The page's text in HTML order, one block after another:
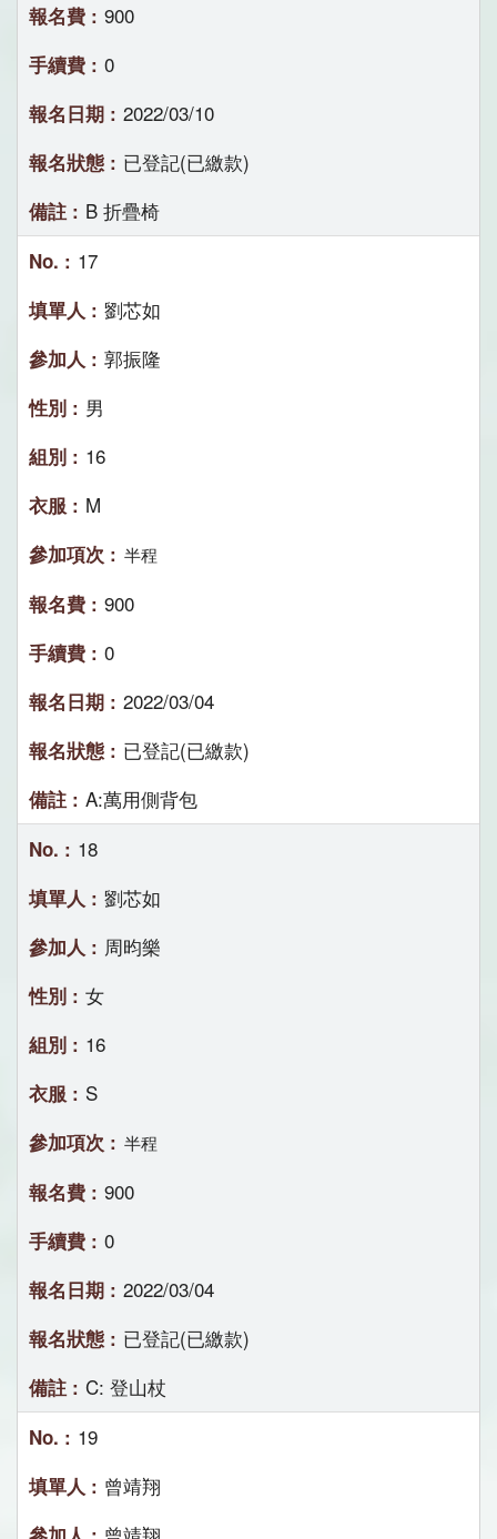
900
0
2022/03/10
已登記(已繳款)
B 折疊椅
17
劉芯如
郭振隆
男
16
M
半程
900
0
2022/03/04
已登記(已繳款)
A:萬用側背包
18
劉芯如
周昀樂
女
16
S
半程
900
0
2022/03/04
已登記(已繳款)
C: 登山杖
19
曾靖翔